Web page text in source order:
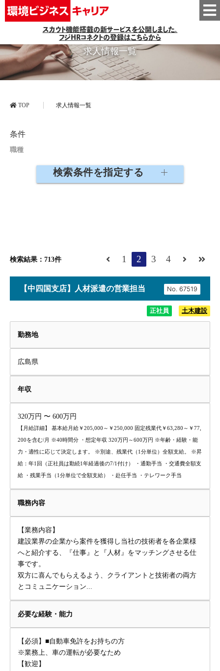
スカウト機能搭載の新サービスを公開しました。
フジHRコネクトの登録はこちらから
求人情報一覧
TOP 求人情報一覧
条件
職種
検索条件を指定する
検索結果：713件 1 2 3 4
No.
【中四国支店】人材派遣の営業担当
正社員 土木建設
勤務地
広島県
年収
320万円 〜 600万円
【月給詳細】 基本給月給￥205,000～￥250,000 固定残業代￥63,280～￥77,
200を含む/月 ※40時間分 ・想定年収 320万円～600万円 ※年齢・経験・能
力・適性に応じて決定します。 ※別途、残業代（1分単位）全額支給。 ※昇
給：年1回（正社員は勤続1年経過後の7/1付け） ・通勤手当 ・交通費全額支
給 ・残業手当（1分単位で全額支給） ・赴任手当 ・テレワーク手当
職務内容
【業務内容】
建設業界の企業から案件を獲得し当社の技術者を各企業様
へと紹介する、『仕事』と『人材』をマッチングさせる仕
事です。
双方に喜んでもらえるよう、クライアントと技術者の両方
とコミュニケーション...
必要な経験・能力
【必須】■自動車免許をお持ちの方
※業務上、車の運転が必要なため
【歓迎】